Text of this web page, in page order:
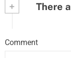
+ There
Comment